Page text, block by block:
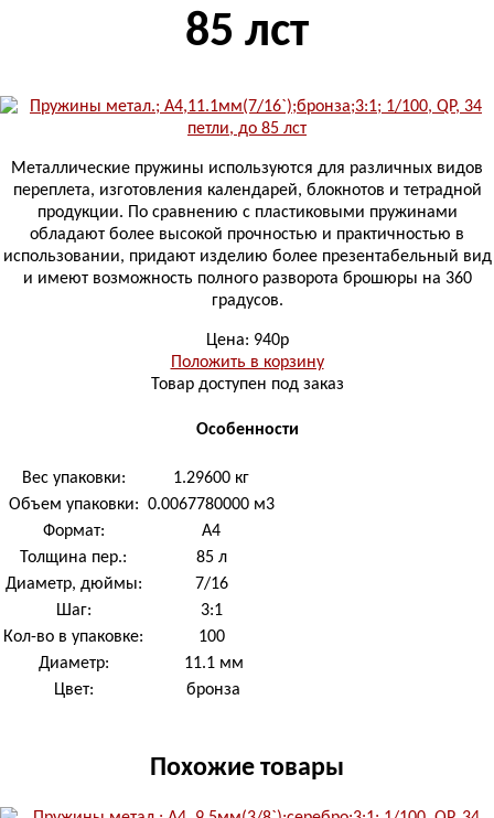
85 лст
Металлические пружины используются для различных видов
переплета, изготовления календарей, блокнотов и тетрадной
продукции. По сравнению с пластиковыми пружинами
обладают более высокой прочностью и практичностью в
использовании, придают изделию более презентабельный вид
и имеют возможность полного разворота брошюры на 360
градусов.
Цена: 940р
Положить в корзину
Товар доступен под заказ
Особенности
Вес упаковки:
1.29600 кг
Объем упаковки: 0.0067780000 м3
Формат:
А4
Толщина пер.:
85 л
Диаметр, дюймы:
7/16
Шаг:
3:1
Кол-во в упаковке:
100
Диаметр:
11.1 мм
Цвет:
бронза
Похожие товары